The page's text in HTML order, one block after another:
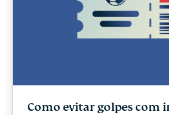
Como evitar golpes com